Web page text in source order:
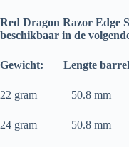
Red Dragon Razor Edge
beschikbaar in de
Gewicht: Lengte
22 gram 50.8
24 gram 50.8